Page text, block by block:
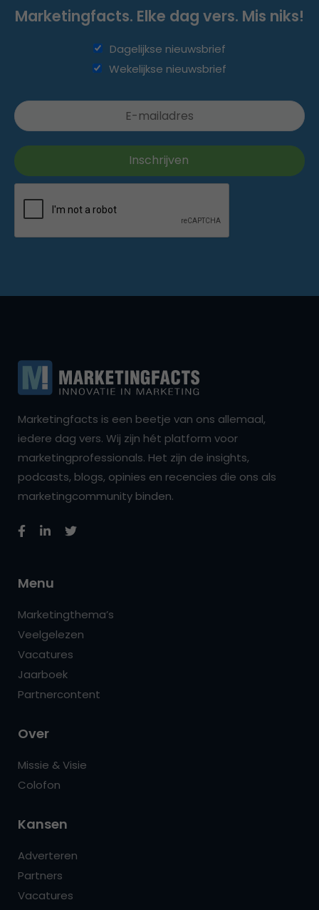
Marketingfacts. Elke dag vers. Mis niks!
Dagelijkse nieuwsbrief
Wekelijkse nieuwsbrief
Marketingfacts is een beetje van ons allemaal,
iedere dag vers. Wij zijn hét platform voor
marketingprofessionals. Het zijn de insights,
podcasts, blogs, opinies en recencies die ons als
marketingcommunity binden.
Menu
Marketingthema’s
Veelgelezen
Vacatures
Jaarboek
Partnercontent
Over
Missie & Visie
Colofon
Kansen
Adverteren
Partners
Vacatures